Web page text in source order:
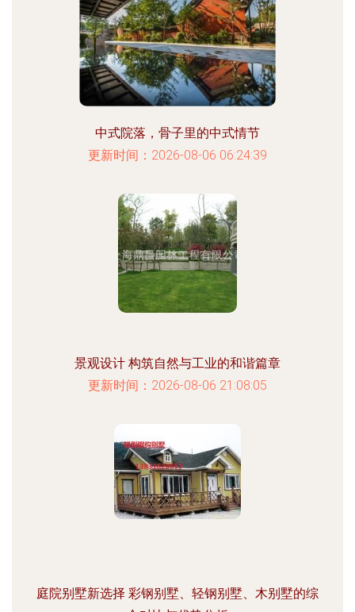
中式院落，骨子里的中式情节
更新时间：2026-08-06 06:24:39
景观设计 构筑自然与工业的和谐篇章
更新时间：2026-08-06 21:08:05
庭院别墅新选择 彩钢别墅、轻钢别墅、木别墅的综